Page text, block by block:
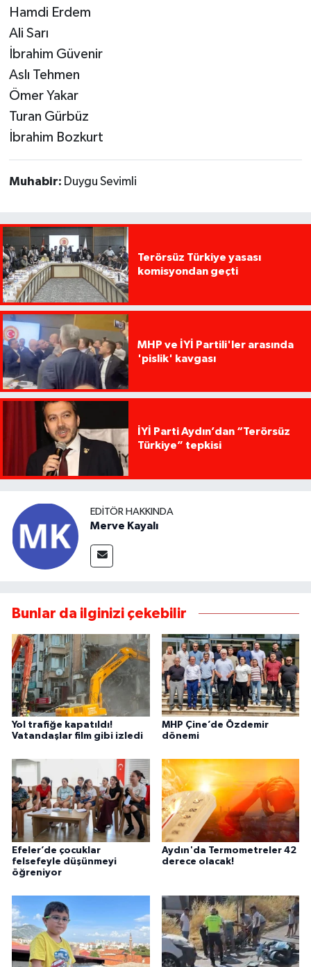
Hamdi Erdem
Ali Sarı
İbrahim Güvenir
Aslı Tehmen
Ömer Yakar
Turan Gürbüz
İbrahim Bozkurt
Muhabir: Duygu Sevimli
Terörsüz Türkiye yasası
komisyondan geçti
MHP ve İYİ Partili'ler arasında
'pislik' kavgası
İYİ Parti Aydın’dan “Terörsüz
Türkiye” tepkisi
EDITÖR HAKKINDA
Merve Kayalı
Bunlar da ilginizi çekebilir
Yol trafiğe kapatıldı!
Vatandaşlar film gibi izledi
MHP Çine’de Özdemir
dönemi
Efeler’de çocuklar
felsefeyle düşünmeyi
öğreniyor
Aydın'da Termometreler 42
derece olacak!